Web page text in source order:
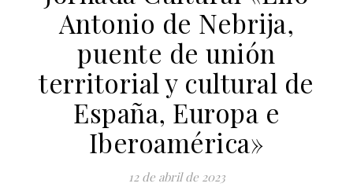
Antonio de Nebrija,
puente de unión
territorial y cultural de
España, Europa e
Iberoamérica»
12 de abril de 2023